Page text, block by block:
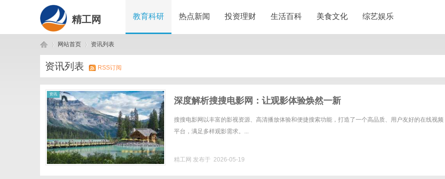
精工网 教育科研 热点新闻 投资理财 生活百科 美食文化 综艺娱乐
精 ›
网站首页
›
资讯列表
资讯列表 RSS订阅
资讯
深度解析搜搜电影网：让观影体验焕然一新
搜搜电影网以丰富的影视资源、高清播放体验和便捷搜索功能，打造了一个高品质、用户友好的在线视频
平台，满足多样观影需求。...
精工网 发布于 2026-05-19